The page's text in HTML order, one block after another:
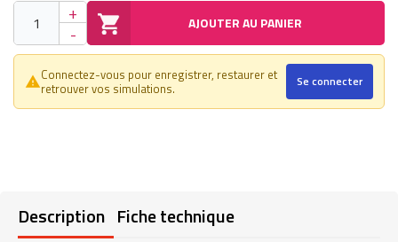
+
-
AJOUTER AU PANIER
warning_amber
Connectez-vous pour enregistrer, restaurer et
retrouver vos simulations.
Se connecter
Description Fiche technique